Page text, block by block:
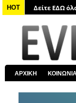
HOT
Δείτε ΕΔΩ
Δείτε ΕΔΩ
Δείτε ΕΔΩ
Δείτε ΕΔΩ
Δείτε ΕΔΩ
ΑΡΧΙΚΗ